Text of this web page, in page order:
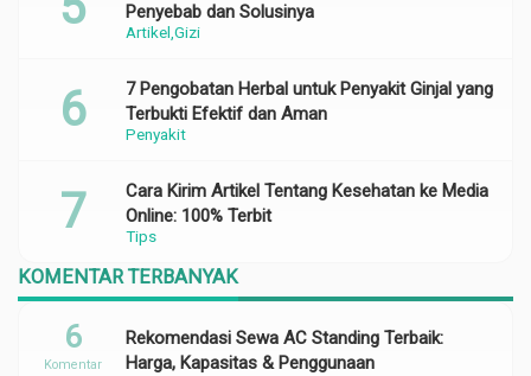
Artikel Gizi
Penyebab dan Solusinya
Penyakit
7 Pengobatan Herbal untuk Penyakit Ginjal yang
Terbukti Efektif dan Aman
Tips
Cara Kirim Artikel Tentang Kesehatan ke Media
Online: 100% Terbit
KOMENTAR TERBANYAK
Rekomendasi Sewa AC Standing Terbaik:
Harga, Kapasitas & Penggunaan
6
Komentar